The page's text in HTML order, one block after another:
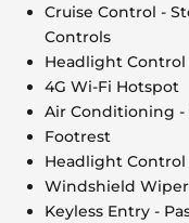
Cruise Control -
Controls
Headlight
4G Wi-Fi Hotspot
Air Conditioning -
Footrest
Headlight
Windshield
Keyless Entry -